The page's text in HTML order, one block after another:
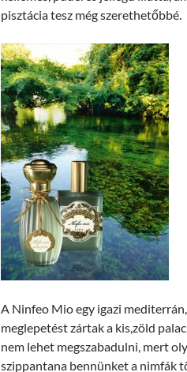
pisztácia tesz még szerethetőbbé.
A Ninfeo Mio egy igazi
meglepetést zártak a kis,zöld
nem lehet megszabadulni, mert
szippantana bennünket a nimfák